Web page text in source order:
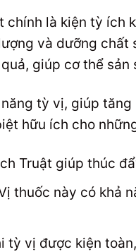
chính là kiện tỳ ích
và dưỡng
giúp cơ thể
tỳ vị, giúp
hữu ích cho
Truật giúp thúc
thuốc này có khả
tỳ vị được kiện